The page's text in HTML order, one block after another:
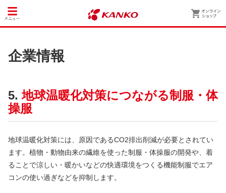
企業情報
5.地球温暖化対策につながる制服・体
操服
地球温暖化対策には、原因であるCO2排出削減が必要とされてい
ます。植物・動物由来の繊維を使った制服・体操服の開発や、着
ることで涼しい・暖かいなどの快適環境をつくる機能制服でエア
コンの使い過ぎなどを抑制します。